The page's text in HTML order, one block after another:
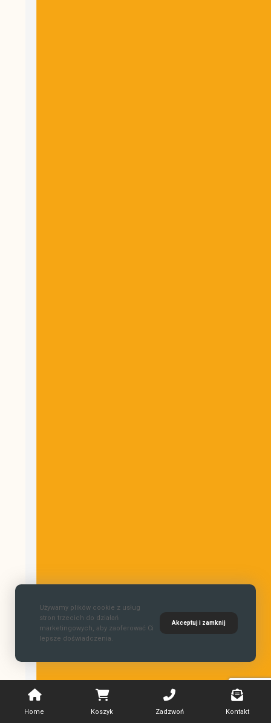
Home Koszyk Zadzwoń Kontakt
Używamy plików cookie z usług
stron trzecich do działań
marketingowych, aby zaoferować Ci
lepsze doświadczenia.
Akceptuj i zamknij